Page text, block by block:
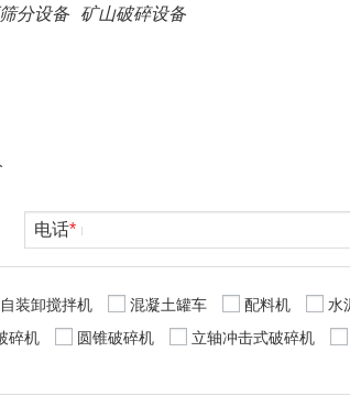
分设备 矿山破碎设备
电话*
自装卸搅拌机 混凝土罐车 配料机 水
碎机 圆锥破碎机 立轴冲击式破碎机